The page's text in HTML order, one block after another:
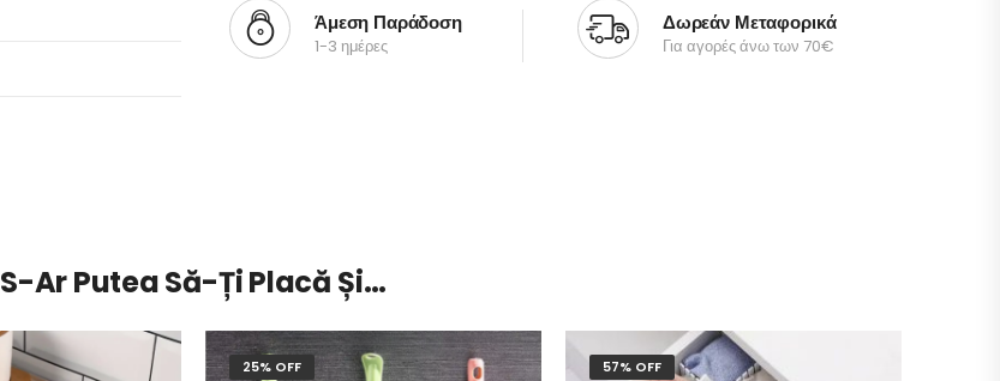
Άμεση Παράδοση
1-3 ημέρες
Δωρεάν Μεταφορικά
Για αγορές άνω των 70€
S-Ar Putea Să-Ți Placă Și…
25% OFF 57% OFF